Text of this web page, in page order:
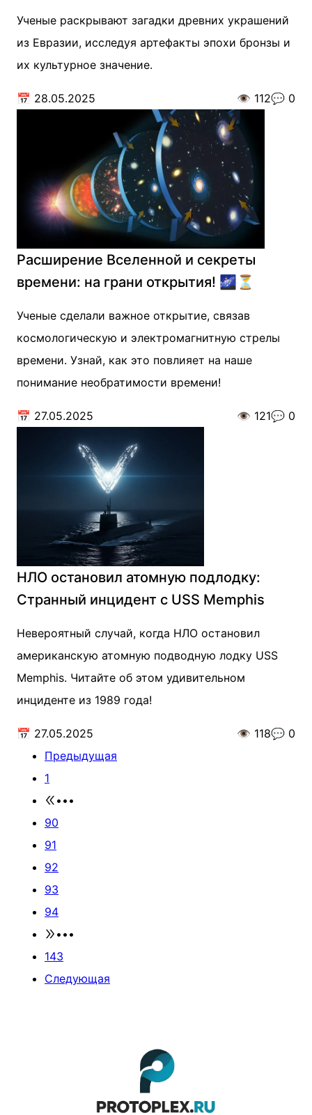
Ученые раскрывают загадки древних украшений
из Евразии, исследуя артефакты эпохи бронзы и
их культурное значение.
📅 28.05.2025 👁️ 112💬 0
Расширение Вселенной и секреты
времени: на грани открытия! 🌌⏳
Ученые сделали важное открытие, связав
космологическую и электромагнитную стрелы
времени. Узнай, как это повлияет на наше
понимание необратимости времени!
📅 27.05.2025 👁️ 121💬 0
НЛО остановил атомную подлодку:
Странный инцидент с USS Memphis
Невероятный случай, когда НЛО остановил
американскую атомную подводную лодку USS
Memphis. Читайте об этом удивительном
инциденте из 1989 года!
📅 27.05.2025 👁️ 118💬 0
Предыдущая
1
•••
90
91
92
93
94
•••
143
Следующая